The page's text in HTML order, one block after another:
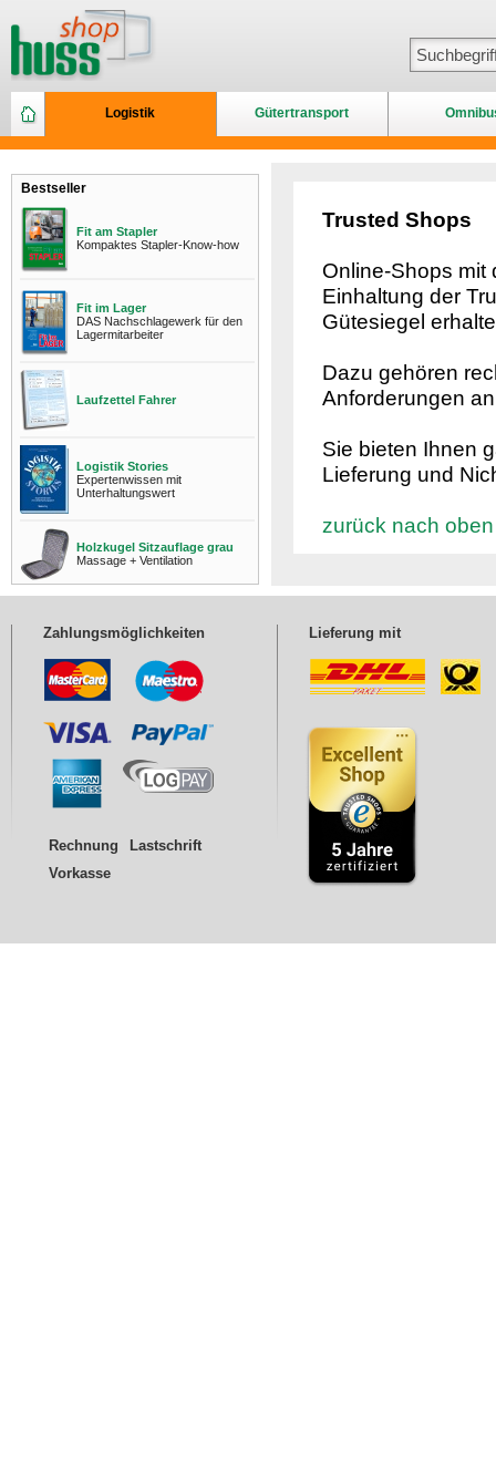
Logistik Gütertransport
Bestseller
Fit am Stapler
Kompaktes Stapler-Know-how
Fit im Lager
DAS Nachschlagewerk für den
Lagermitarbeiter
Laufzettel Fahrer
Logistik Stories
Expertenwissen mit
Unterhaltungswert
Holzkugel Sitzauflage grau
Massage + Ventilation
Trusted Shops
Online-Shops mit
Einhaltung der
Gütesiegel
Dazu gehören
Anforderungen
Sie bieten Ihnen
Lieferung und
zurück nach oben
Zahlungsmöglichkeiten
Rechnung
Lastschrift
Vorkasse
Lieferung mit